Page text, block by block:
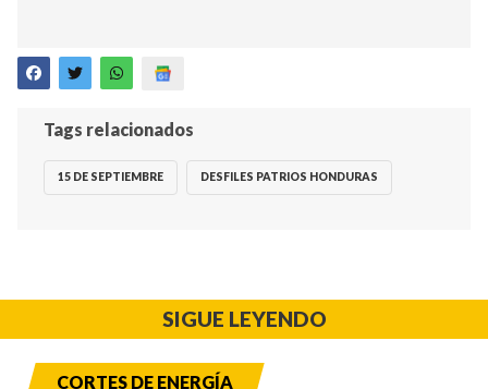
Tags relacionados
15 DE SEPTIEMBRE DESFILES PATRIOS HONDURAS
SIGUE LEYENDO
CORTES DE ENERGÍA